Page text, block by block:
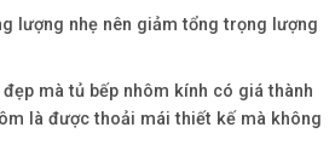
lượng nhẹ nên giảm tổng trọng lượng
mà tủ bếp nhôm kính có giá thành
là được thoải mái thiết kế mà không